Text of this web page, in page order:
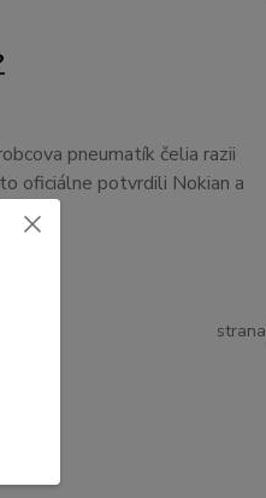
pneumatík čelia razii
oficiálne potvrdili Nokian a
strana